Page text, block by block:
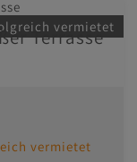
vermietet
Terrasse
vermietet